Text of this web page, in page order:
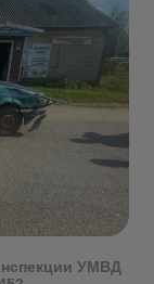
УМВД